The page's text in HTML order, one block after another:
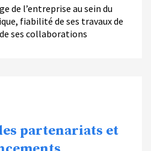
de l’entreprise au sein du
fiabilité de ses travaux de
ses collaborations
partenariats et